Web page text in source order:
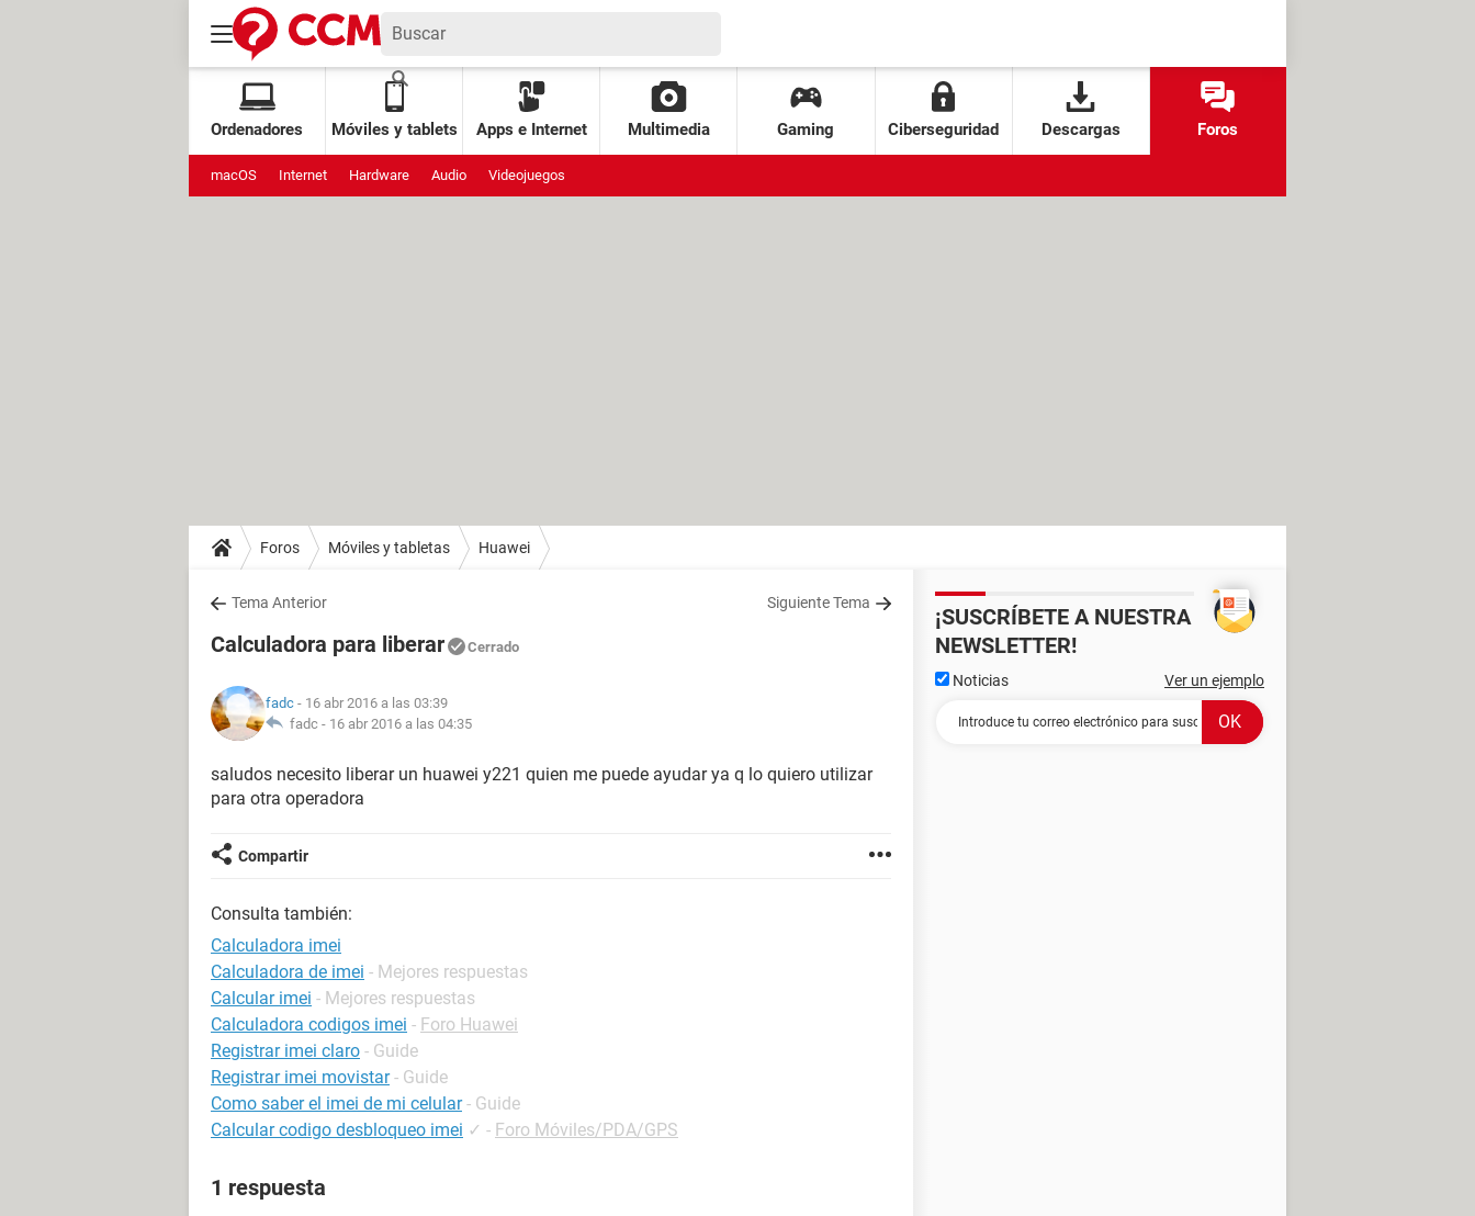
Ordenadores Móviles y tablets Apps e Internet Multimedia Gaming Ciberseguridad Descargas Foros
macOS Internet Hardware Audio Videojuegos
Foros Móviles y tabletas Huawei
Tema Anterior Siguiente Tema
Calculadora para liberar Cerrado
fadc - 16 abr 2016 a las 03:39
fadc - 16 abr 2016 a las 04:35
saludos necesito liberar un huawei y221 quien me puede ayudar ya q lo quiero utilizar
para otra operadora
Compartir
Consulta también:
Calculadora imei
Calculadora de imei - Mejores respuestas
Calcular imei - Mejores respuestas
Calculadora codigos imei - Foro Huawei
Registrar imei claro - Guide
Registrar imei movistar - Guide
Como saber el imei de mi celular - Guide
Calcular codigo desbloqueo imei ✓ - Foro Móviles/PDA/GPS
1 respuesta
¡SUSCRÍBETE A NUESTRA
NEWSLETTER!
Noticias Ver un ejemplo